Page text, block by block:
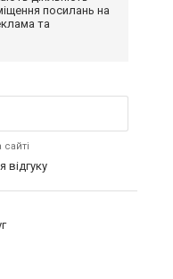
посилань на
та
відгуку